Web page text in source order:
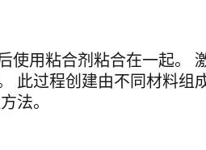
使用粘合剂粘合在一起。
此过程创建由不同材料组
法。